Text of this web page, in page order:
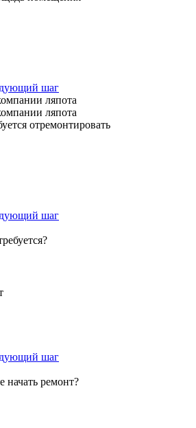
шаг
отремонтировать
шаг
шаг
начать ремонт?